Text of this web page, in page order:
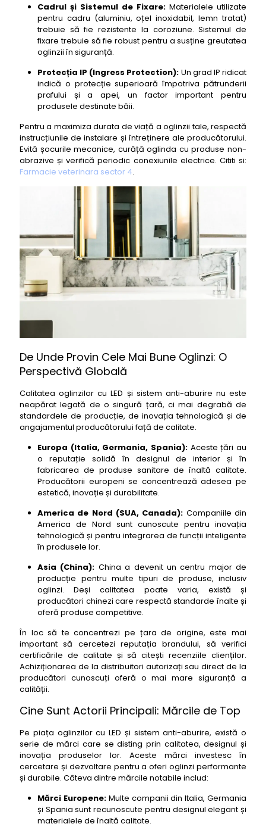
Cadrul și Sistemul de Fixare: Materialele utilizate
pentru cadru (aluminiu, oțel inoxidabil, lemn tratat)
trebuie să fie rezistente la coroziune. Sistemul de
fixare trebuie să fie robust pentru a susține greutatea
oglinzii în siguranță.
Protecția IP (Ingress Protection): Un grad IP ridicat
indică o protecție superioară împotriva pătrunderii
prafului și a apei, un factor important pentru
produsele destinate băii.
Pentru a maximiza durata de viață a oglinzii tale, respectă
instrucțiunile de instalare și întreținere ale producătorului.
Evită șocurile mecanice, curăță oglinda cu produse non-
abrazive și verifică periodic conexiunile electrice. Cititi si:
Farmacie veterinara sector 4.
De Unde Provin Cele Mai Bune Oglinzi: O
Perspectivă Globală
Calitatea oglinzilor cu LED și sistem anti-aburire nu este
neapărat legată de o singură țară, ci mai degrabă de
standardele de producție, de inovația tehnologică și de
angajamentul producătorului față de calitate.
Europa (Italia, Germania, Spania): Aceste țări au
o reputație solidă în designul de interior și în
fabricarea de produse sanitare de înaltă calitate.
Producătorii europeni se concentrează adesea pe
estetică, inovație și durabilitate.
America de Nord (SUA, Canada): Companiile din
America de Nord sunt cunoscute pentru inovația
tehnologică și pentru integrarea de funcții inteligente
în produsele lor.
Asia (China): China a devenit un centru major de
producție pentru multe tipuri de produse, inclusiv
oglinzi. Deși calitatea poate varia, există și
producători chinezi care respectă standarde înalte și
oferă produse competitive.
În loc să te concentrezi pe țara de origine, este mai
important să cercetezi reputația brandului, să verifici
certificările de calitate și să citești recenziile clienților.
Achiziționarea de la distribuitori autorizați sau direct de la
producători cunoscuți oferă o mai mare siguranță a
calității.
Cine Sunt Actorii Principali: Mărcile de Top
Pe piața oglinzilor cu LED și sistem anti-aburire, există o
serie de mărci care se disting prin calitatea, designul și
inovația produselor lor. Aceste mărci investesc în
cercetare și dezvoltare pentru a oferi oglinzi performante
și durabile. Câteva dintre mărcile notabile includ:
Mărci Europene:Multe companii din Italia, Germania
și Spania sunt recunoscute pentru designul elegant și
materialele de înaltă calitate.